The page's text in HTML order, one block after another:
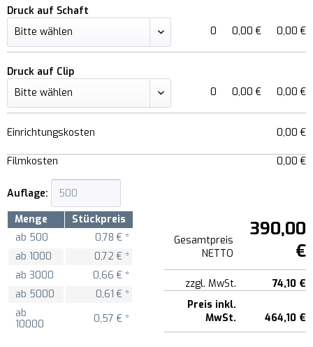
Druck auf Schaft
0
0,00 € 0,00 €
Druck auf Clip
0
0,00 € 0,00 €
Einrichtungskosten 0,00 €
Filmkosten 0,00 €
Auflage:
Menge
Stückpreis
ab 500
0,78 € *
ab 1000
0,72 € *
ab 3000
0,66 € *
ab 5000
0,61 € *
ab
10000
0,57 € *
Gesamtpreis
NETTO
390,00
€
zzgl. MwSt.
74,10 €
Preis inkl.
MwSt.
464,10 €